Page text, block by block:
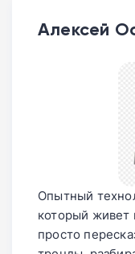
Алексей
Опытный
который живет
просто